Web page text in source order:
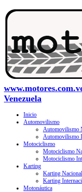
Venezuela
Inicio
Automovilismo
Automovilismo
Automovilismo
Motociclismo
Motociclismo
Motociclismo
Karting
Karting Nacional
Karting
Motonáutica